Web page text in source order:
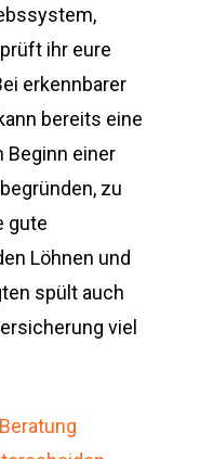
ihr eure
erkennbarer
bereits eine
Beginn einer
zu
gute
Löhnen und
spült auch
viel